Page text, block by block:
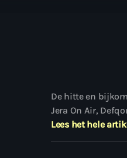
De hitte en
Jera On Air,
Lees het hele